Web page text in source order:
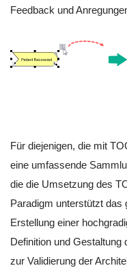
Feedback und
Für diejenigen, die mit
eine umfassende
die die Umsetzung des
Paradigm unterstützt
Erstellung einer
Definition und Gestaltung
zur Validierung der